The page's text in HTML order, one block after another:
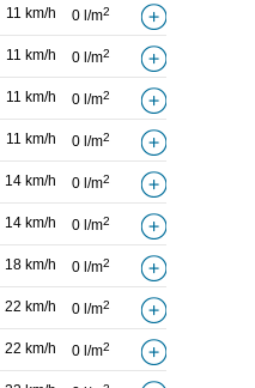
11 km/h 0 l/m2
11 km/h 0 l/m2
11 km/h 0 l/m2
11 km/h 0 l/m2
14 km/h 0 l/m2
14 km/h 0 l/m2
18 km/h 0 l/m2
22 km/h 0 l/m2
22 km/h 0 l/m2